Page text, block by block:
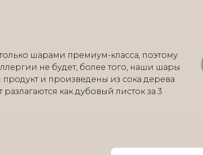
шарами премиум-класса, поэтому
не будет, более того, наши шары
продукт и произведены из сока дерева
разлагаются как дубовый листок за 3